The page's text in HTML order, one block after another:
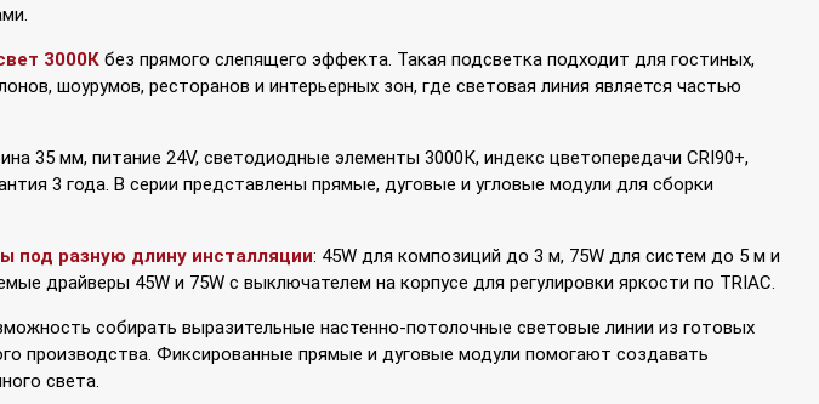
3000К без прямого слепящего эффекта. Такая подсветка подходит для гостиных,
шоурумов, ресторанов и интерьерных зон, где световая линия является частью
35 мм, питание 24V, светодиодные элементы 3000К, индекс цветопередачи CRI90+,
3 года. В серии представлены прямые, дуговые и угловые модули для сборки
под разную длину инсталляции: 45W для композиций до 3 м, 75W для систем до 5 м и
драйверы 45W и 75W с выключателем на корпусе для регулировки яркости по TRIAC.
собирать выразительные настенно-потолочные световые линии из готовых
производства. Фиксированные прямые и дуговые модули помогают создавать
света.